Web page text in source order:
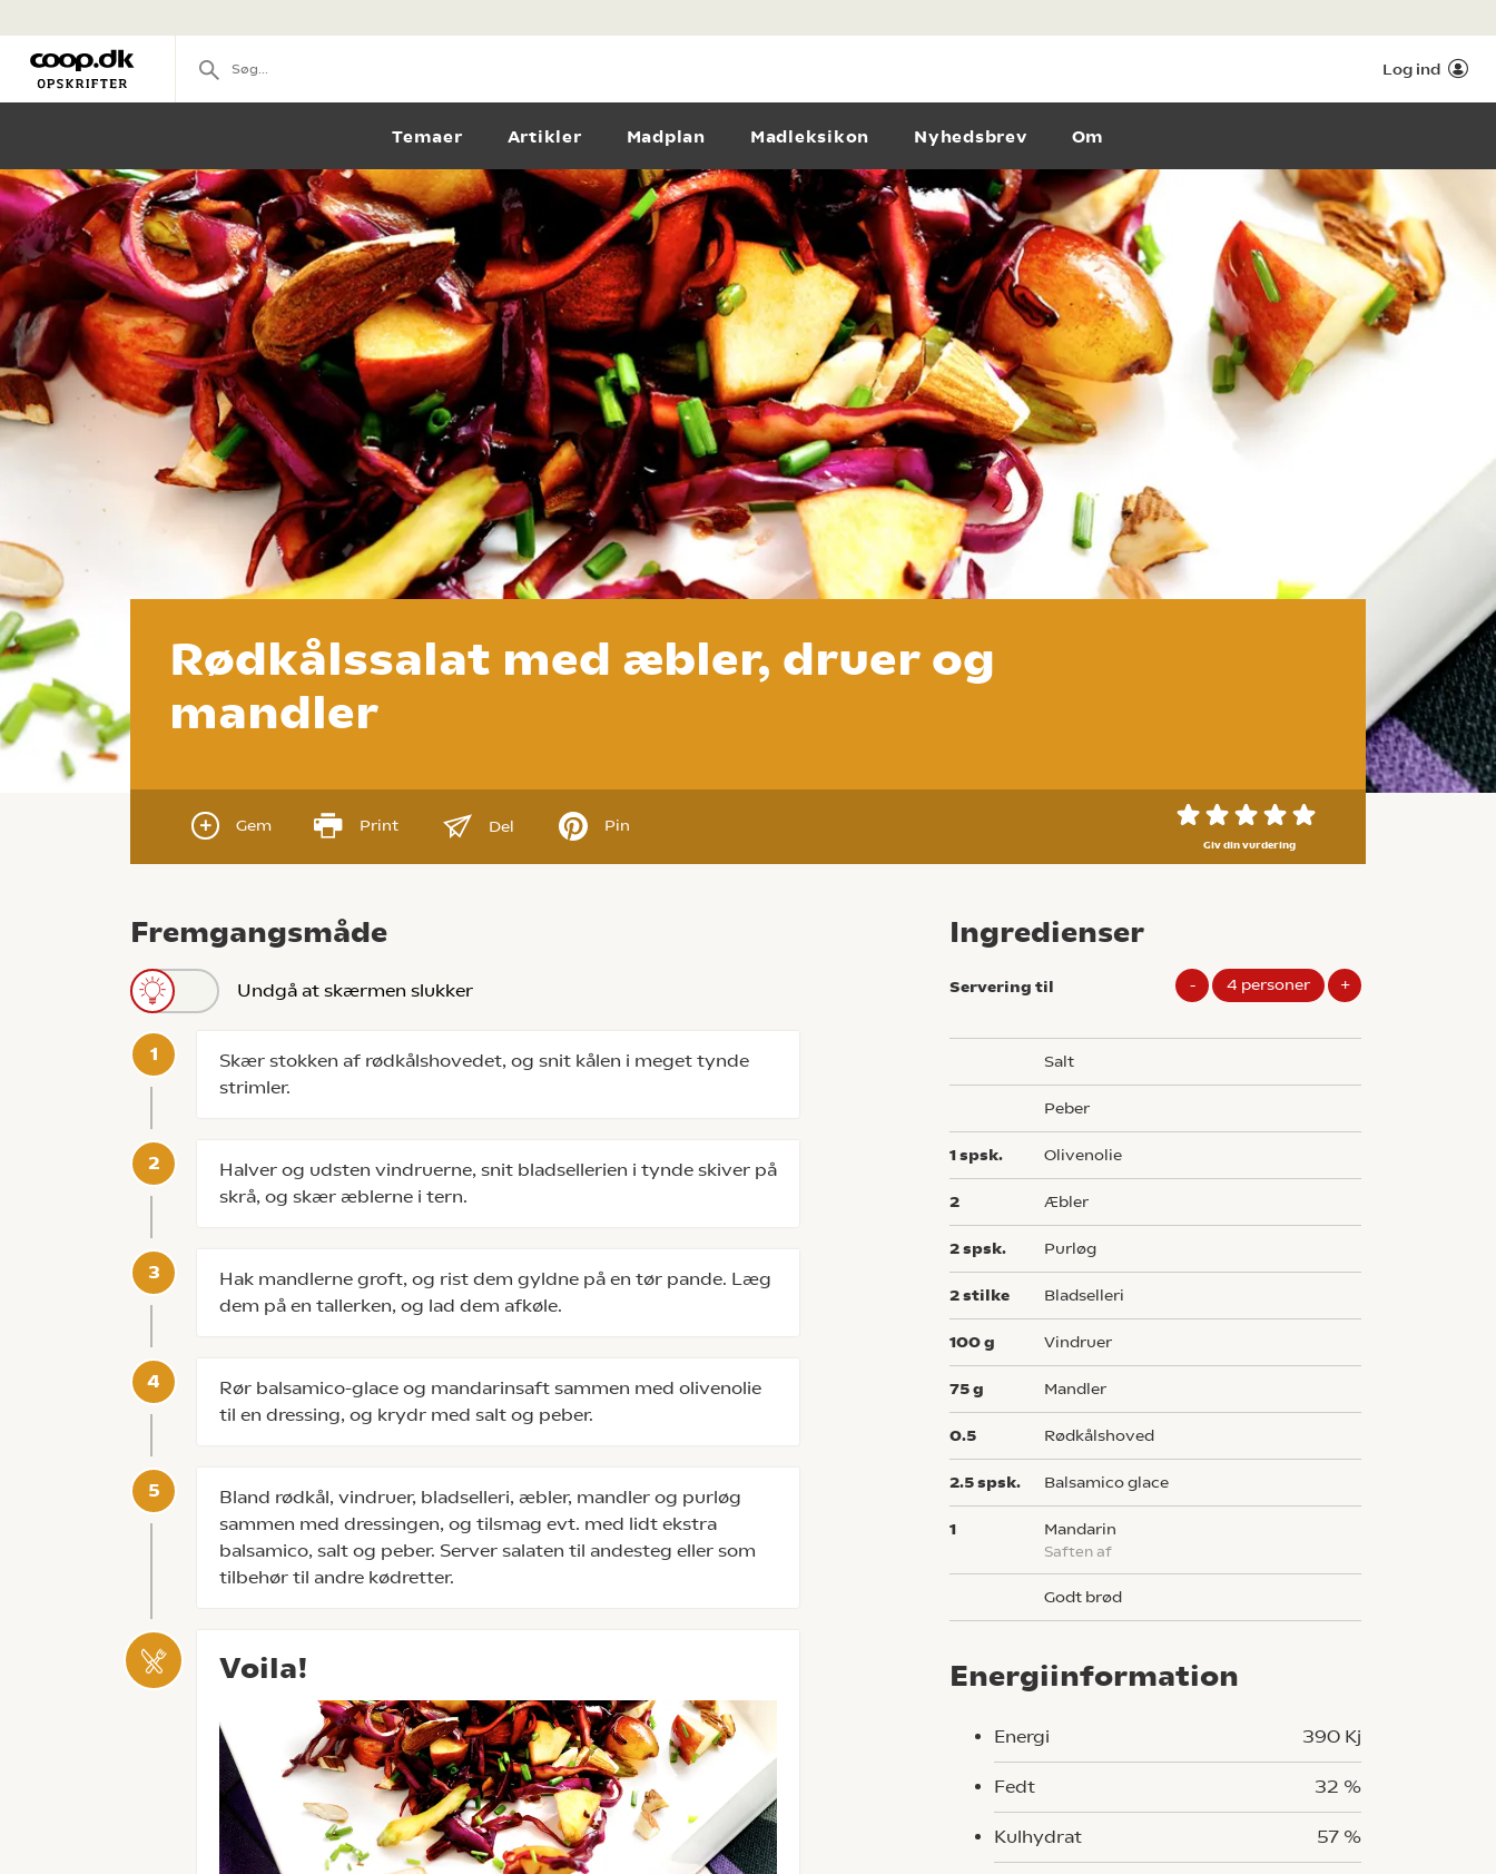
Log ind
Temaer Artikler Madplan Madleksikon Nyhedsbrev Om
Rødkålssalat med æbler, druer og
mandler
Gem Print Del Pin
Giv din vurdering
Fremgangsmåde
Undgå at skærmen slukker
Skær stokken af rødkålshovedet, og snit kålen i meget tynde
strimler.
Halver og udsten vindruerne, snit bladsellerien i tynde skiver på
skrå, og skær æblerne i tern.
Hak mandlerne groft, og rist dem gyldne på en tør pande. Læg
dem på en tallerken, og lad dem afkøle.
Rør balsamico-glace og mandarinsaft sammen med olivenolie
til en dressing, og krydr med salt og peber.
Bland rødkål, vindruer, bladselleri, æbler, mandler og purløg
sammen med dressingen, og tilsmag evt. med lidt ekstra
balsamico, salt og peber. Server salaten til andesteg eller som
tilbehør til andre kødretter.
Voila!
Ingredienser
Servering til - 4 personer +
salt
peber
1spsk. olivenolie
2 æbler
2spsk. purløg
2stilke bladselleri
100g vindruer
75g mandler
0.5 rødkålshoved
2.5spsk. balsamico glace
1 mandarin
saften af
godt brød
Energiinformation
Energi 390 Kj
Fedt 32 %
Kulhydrat 57 %